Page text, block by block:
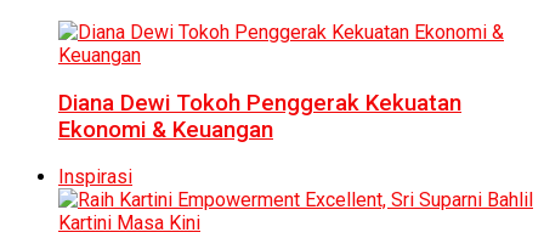
Diana Dewi Tokoh Penggerak Kekuatan
Ekonomi & Keuangan
Inspirasi